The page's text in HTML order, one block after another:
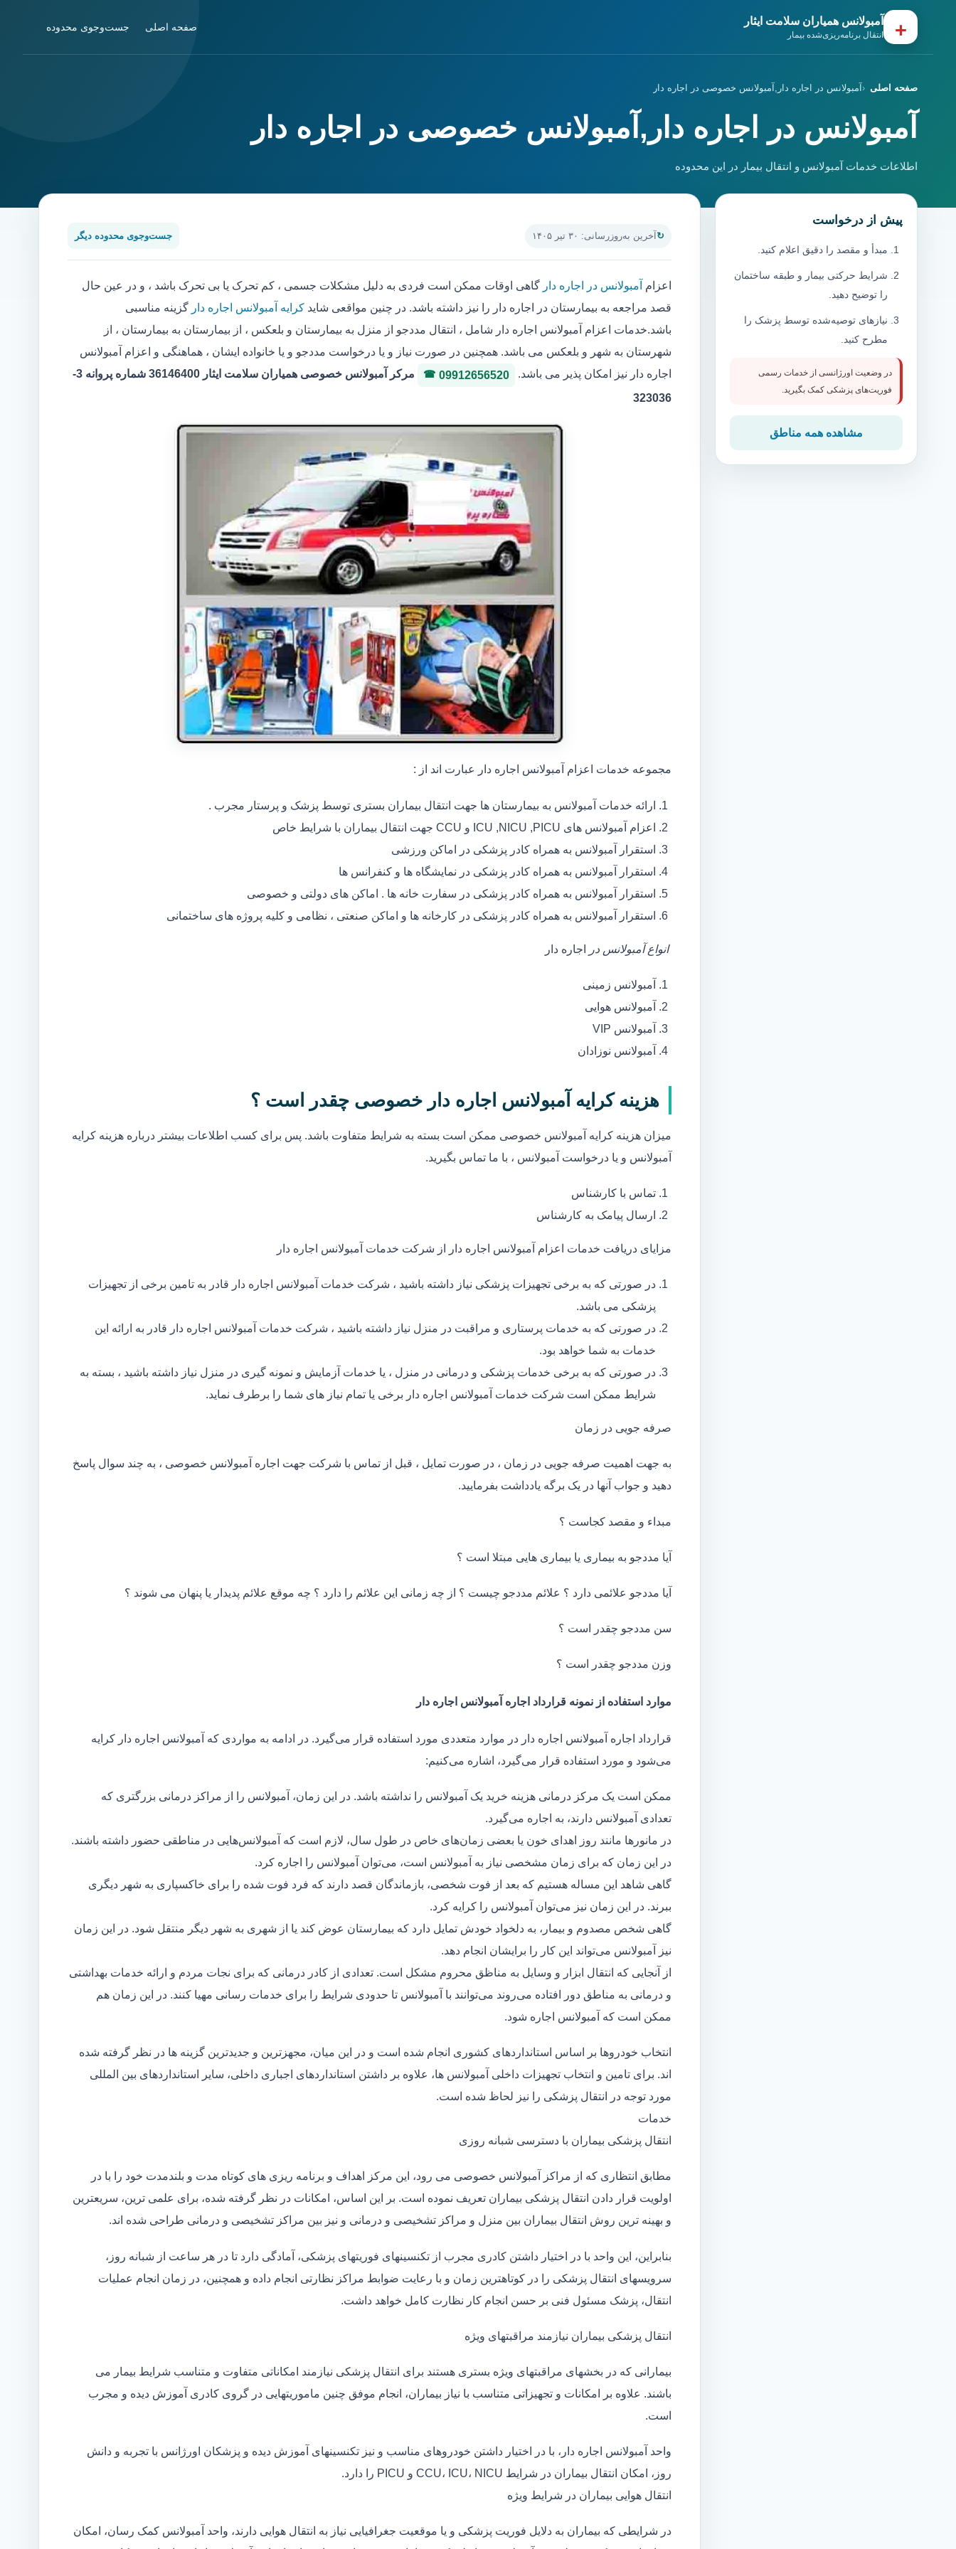
+ آمبولانس همیاران سلامت ایثار
انتقال برنامه‌ریزی‌شده بیمار
صفحه اصلی جست‌وجوی محدوده
صفحه اصلی آمبولانس در اجاره دار,آمبولانس خصوصی در اجاره دار
آمبولانس در اجاره دار,آمبولانس خصوصی در اجاره دار
اطلاعات خدمات آمبولانس و انتقال بیمار در این محدوده
آخرین به‌روزرسانی: ۳۰ تیر ۱۴۰۵ جست‌وجوی محدوده دیگر
اعزام آمبولانس در اجاره دار گاهی اوقات ممکن است فردی به دلیل مشکلات جسمی ، کم تحرک یا بی تحرک باشد ، و در عین حال
قصد مراجعه به بیمارستان در اجاره دار را نیز داشته باشد. در چنین مواقعی شاید کرایه آمبولانس اجاره دار گزینه مناسبی
باشد.خدمات اعزام آمبولانس اجاره دار شامل ، انتقال مددجو از منزل به بیمارستان و بلعکس ، از بیمارستان به بیمارستان ، از
شهرستان به شهر و بلعکس می باشد. همچنین در صورت نیاز و یا درخواست مددجو و یا خانواده ایشان ، هماهنگی و اعزام آمبولانس
اجاره دار نیز امکان پذیر می باشد.
09912656520
مرکر آمبولانس خصوصی همیاران سلامت ایثار 36146400 شماره پروانه 3-
323036
مجموعه خدمات اعزام آمبولانس اجاره دار عبارت اند از :
ارائه خدمات آمبولانس به بیمارستان ها جهت انتقال بیماران بستری توسط پزشک و پرستار مجرب .
اعزام آمبولانس های ICU ,NICU ,PICU و CCU جهت انتقال بیماران با شرایط خاص
استقرار آمبولانس به همراه کادر پزشکی در اماکن ورزشی
استقرار آمبولانس به همراه کادر پزشکی در نمایشگاه ها و کنفرانس ها
استقرار آمبولانس به همراه کادر پزشکی در سفارت خانه ها . اماکن های دولتی و خصوصی
استقرار آمبولانس به همراه کادر پزشکی در کارخانه ها و اماکن صنعتی ، نظامی و کلیه پروژه های ساختمانی
انواع آمبولانس در اجاره دار
آمبولانس زمینی
آمبولانس هوایی
آمبولانس VIP
آمبولانس نوزادان
هزینه کرایه آمبولانس اجاره دار خصوصی چقدر است ؟
میزان هزینه کرایه آمبولانس خصوصی ممکن است بسته به شرایط متفاوت باشد. پس برای کسب اطلاعات بیشتر درباره هزینه کرایه
آمبولانس و یا درخواست آمبولانس ، با ما تماس بگیرید.
تماس با کارشناس
ارسال پیامک به کارشناس
مزایای دریافت خدمات اعزام آمبولانس اجاره دار از شرکت خدمات آمبولانس اجاره دار
در صورتی که به برخی تجهیزات پزشکی نیاز داشته باشید ، شرکت خدمات آمبولانس اجاره دار قادر به تامین برخی از تجهیزات
پزشکی می باشد.
در صورتی که به خدمات پرستاری و مراقبت در منزل نیاز داشته باشید ، شرکت خدمات آمبولانس اجاره دار قادر به ارائه این
خدمات به شما خواهد بود.
در صورتی که به برخی خدمات پزشکی و درمانی در منزل ، یا خدمات آزمایش و نمونه گیری در منزل نیاز داشته باشید ، بسته به
شرایط ممکن است شرکت خدمات آمبولانس اجاره دار برخی یا تمام نیاز های شما را برطرف نماید.
صرفه جویی در زمان
به جهت اهمیت صرفه جویی در زمان ، در صورت تمایل ، قبل از تماس با شرکت جهت اجاره آمبولانس خصوصی ، به چند سوال پاسخ
دهید و جواب آنها در یک برگه یادداشت بفرمایید.
مبداء و مقصد کجاست ؟
آیا مددجو به بیماری یا بیماری هایی مبتلا است ؟
آیا مددجو علائمی دارد ؟ علائم مددجو چیست ؟ از چه زمانی این علائم را دارد ؟ چه موقع علائم پدیدار یا پنهان می شوند ؟
سن مددجو چقدر است ؟
وزن مددجو چقدر است ؟
موارد استفاده از نمونه قرارداد اجاره آمبولانس اجاره دار
قرارداد اجاره آمبولانس اجاره دار در موارد متعددی مورد استفاده قرار می‌گیرد. در ادامه به مواردی که آمبولانس اجاره دار کرایه
می‌شود و مورد استفاده قرار می‌گیرد، اشاره می‌کنیم:
ممکن است یک مرکز درمانی هزینه خرید یک آمبولانس را نداشته باشد. در این زمان، آمبولانس را از مراکز درمانی بزرگتری که
تعدادی آمبولانس دارند، به اجاره می‌گیرد.
در مانور‌ها مانند روز اهدای خون یا بعضی زمان‌های خاص در طول سال، لازم است که آمبولانس‌هایی در مناطقی حضور داشته باشند.
در این زمان که برای زمان مشخصی نیاز به آمبولانس است، می‌توان آمبولانس را اجاره کرد.
گاهی شاهد این مساله هستیم که بعد از فوت شخصی، بازماندگان قصد دارند که فرد فوت شده را برای خاکسپاری به شهر دیگری
ببرند. در این زمان نیز می‌توان آمبولانس را کرایه کرد.
گاهی شخص مصدوم و بیمار، به دلخواد خودش تمایل دارد که بیمارستان عوض کند یا از شهری به شهر دیگر منتقل شود. در این زمان
نیز آمبولانس می‌تواند این کار را برایشان انجام دهد.
از آنجایی که انتقال ابزار و وسایل به مناظق محروم مشکل است. تعدادی از کادر درمانی که برای نجات مردم و ارائه خدمات بهداشتی
و درمانی به مناطق دور افتاده می‌روند می‌توانند با آمبولانس تا حدودی شرایط را برای خدمات رسانی مهیا کنند. در این زمان هم
ممکن است که آمبولانس اجاره شود.
انتخاب خودروها بر اساس استانداردهای کشوری انجام شده است و در این میان، مجهزترین و جدیدترین گزینه ها در نظر گرفته شده
اند. برای تامین و انتخاب تجهیزات داخلی آمبولانس ها، علاوه بر داشتن استانداردهای اجباری داخلی، سایر استانداردهای بین المللی
مورد توجه در انتقال پزشکی را نیز لحاظ شده است.
خدمات
انتقال پزشکی بیماران با دسترسی شبانه روزی
مطابق انتظاری که از مراکز آمبولانس خصوصی می رود، این مرکز اهداف و برنامه ریزی های کوتاه مدت و بلندمدت خود را با در
اولویت قرار دادن انتقال پزشکی بیماران تعریف نموده است. بر این اساس، امکانات در نظر گرفته شده، برای علمی ترین، سریعترین
و بهینه ترین روش انتقال بیماران بین منزل و مراکز تشخیصی و درمانی و نیز بین مراکز تشخیصی و درمانی طراحی شده اند.
بنابراین، این واحد با در اختیار داشتن کادری مجرب از تکنسینهای فوریتهای پزشکی، آمادگی دارد تا در هر ساعت از شبانه روز،
سرویسهای انتقال پزشکی را در کوتاهترین زمان و با رعایت ضوابط مراکز نظارتی انجام داده و همچنین، در زمان انجام عملیات
انتقال، پزشک مسئول فنی بر حسن انجام کار نظارت کامل خواهد داشت.
انتقال پزشکی بیماران نیازمند مراقبتهای ویژه
بیمارانی که در بخشهای مراقبتهای ویژه بستری هستند برای انتقال پزشکی نیازمند امکاناتی متفاوت و متناسب شرایط بیمار می
باشند. علاوه بر امکانات و تجهیزاتی متناسب با نیاز بیماران، انجام موفق چنین ماموریتهایی در گروی کادری آموزش دیده و مجرب
است.
واحد آمبولانس اجاره دار، با در اختیار داشتن خودروهای مناسب و نیز تکنسینهای آموزش دیده و پزشکان اورژانس با تجربه و دانش
روز، امکان انتقال بیماران در شرایط CCU، ICU، NICU و PICU را دارد.
انتقال هوایی بیماران در شرایط ویژه
در شرایطی که بیماران به دلایل فوریت پزشکی و یا موقعیت جغرافیایی نیاز به انتقال هوایی دارند، واحد آمبولانس کمک رسان، امکان
پیش از درخواست
مبدأ و مقصد را دقیق اعلام کنید.
شرایط حرکتی بیمار و طبقه ساختمان
را توضیح دهید.
نیازهای توصیه‌شده توسط پزشک را
مطرح کنید.
در وضعیت اورژانسی از خدمات رسمی
فوریت‌های پزشکی کمک بگیرید.
مشاهده همه مناطق